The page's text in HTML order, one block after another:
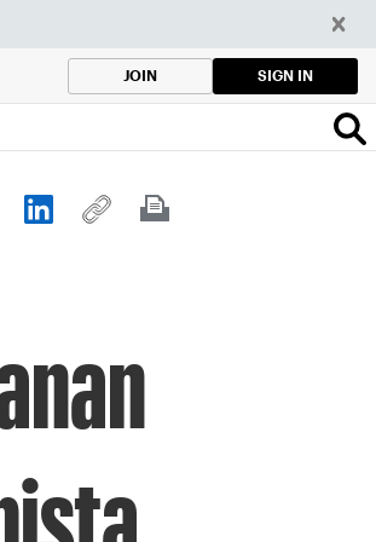
JOIN SIGN IN